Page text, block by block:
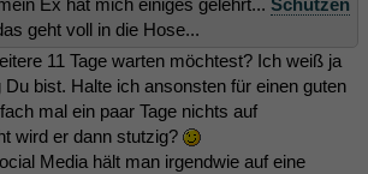
geht voll in die Hose...
11 Tage warten möchtest? Ich weiß ja
Du bist. Halte ich ansonsten für einen guten
mal ein paar Tage nichts auf
wird er dann stutzig?
Media hält man irgendwie auf eine